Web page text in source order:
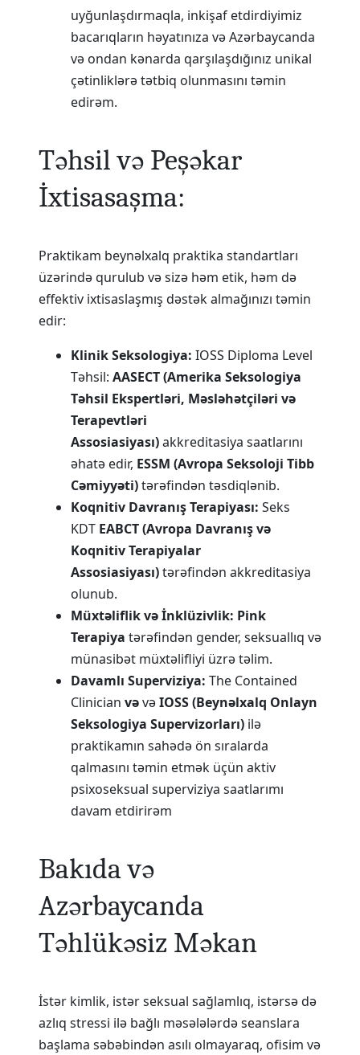
uyğunlaşdırmaqla, inkişaf etdirdiyimiz
bacarıqların həyatınıza və Azərbaycanda
və ondan kənarda qarşılaşdığınız unikal
çətinliklərə tətbiq olunmasını təmin
edirəm.
Təhsil və Peşəkar
İxtisasaşma:
Praktikam beynəlxalq praktika standartları
üzərində qurulub və sizə həm etik, həm də
effektiv ixtisaslaşmış dəstək almağınızı təmin
edir:
Klinik Seksologiya: IOSS Diploma Level
Təhsil: AASECT (Amerika Seksologiya
Təhsil Ekspertləri, Məsləhətçiləri və
Terapevtləri
Assosiasiyası)akkreditasiya saatlarını
əhatə edir, ESSM (Avropa Seksoloji Tibb
Cəmiyyəti)tərəfindən təsdiqlənib.
Koqnitiv Davranış Terapiyası: Seks
KDT EABCT (Avropa Davranış və
Koqnitiv Terapiyalar
Assosiasiyası)tərəfindən akkreditasiya
olunub.
Müxtəliflik və İnklüzivlik: Pink
Terapiya tərəfindən gender, seksuallıq və
münasibət müxtəlifliyi üzrə təlim.
Davamlı Superviziya: The Contained
Clinician vəvəIOSS (Beynəlxalq Onlayn
Seksologiya Supervizorları) ilə
praktikamın sahədə ön sıralarda
qalmasını təmin etmək üçün aktiv
psixoseksual superviziya saatlarımı
davam etdirirəm
Bakıda və
Azərbaycanda
Təhlükəsiz Məkan
İstər kimlik, istər seksual sağlamlıq, istərsə də
azlıq stressi ilə bağlı məsələlərdə seanslara
başlama səbəbindən asılı olmayaraq, ofisim və